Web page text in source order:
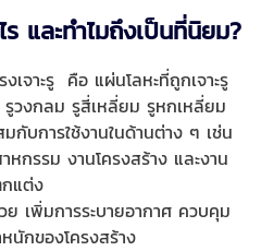
ร และทำไมถึงเป็นที่นิยม?
เจาะรู คือ แผ่นโลหะที่ถูกเจาะรู
วงกลม รูสี่เหลี่ยม รูหกเหลี่ยม
กับการใช้งานในด้านต่าง ๆ เช่น
กรรม งานโครงสร้าง และงาน
แต่ง
เพิ่มการระบายอากาศ ควบคุม
นักของโครงสร้าง